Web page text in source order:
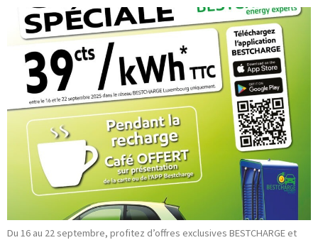
Du 16 au 22 septembre, profitez d’offres exclusives BESTCHARGE et